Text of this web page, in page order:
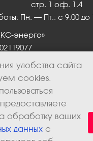
стр. 1 оф. 1.4
Пн. – Пт.: с 9:00 до
энерго»
удобства сайта
cookies.
обработку ваших
данных с